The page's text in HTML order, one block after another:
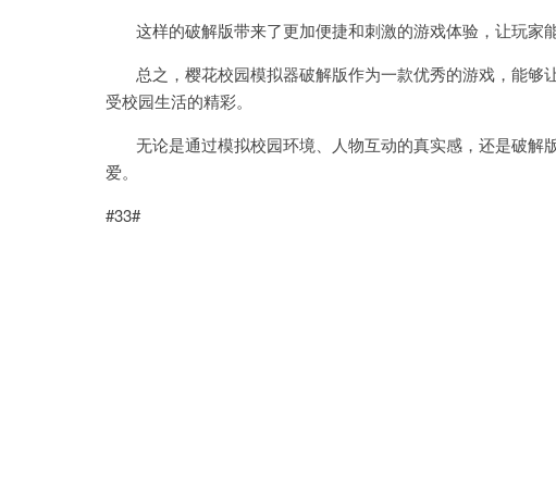
这样的破解版带来了更加便捷和刺激的游戏体验，让玩家能
总之，樱花校园模拟器破解版作为一款优秀的游戏，能够
受校园生活的精彩。
无论是通过模拟校园环境、人物互动的真实感，还是破解
爱。
#33#